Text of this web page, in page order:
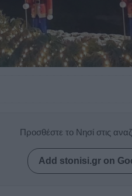
Προσθέστε το Νησί στις
Add stonisi.gr on